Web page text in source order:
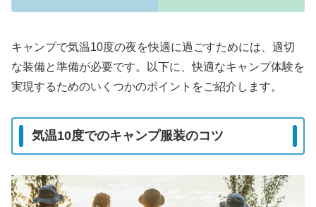
キャンプで気温10度の夜を快適に過ごすためには、適切
な装備と準備が必要です。以下に、快適なキャンプ体験を
実現するためのいくつかのポイントをご紹介します。
気温10度でのキャンプ服装のコツ